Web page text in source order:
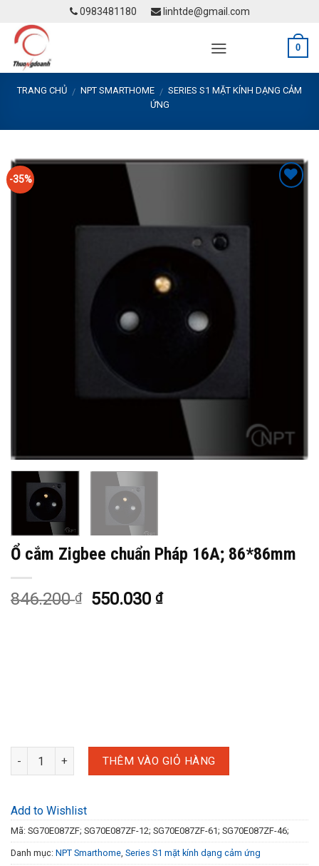
content
0983481180 linhtde@gmail.com
0
TRANG CHỦ / NPT SMARTHOME / SERIES S1 MẶT KÍNH DẠNG CẢM
ỨNG
-35%
Ổ cắm Zigbee chuẩn Pháp 16A; 86*86mm
846.200₫ 550.030₫
Ổ cắm Zigbee chuẩn Pháp 16A; 86*86mm số lượng
THÊM VÀO GIỎ HÀNG
Add to Wishlist
Mã: SG70E087ZF; SG70E087ZF-12; SG70E087ZF-61; SG70E087ZF-46;
Danh mục: NPT Smarthome, Series S1 mặt kính dạng cảm ứng